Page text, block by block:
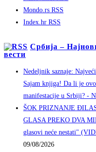
Mondo.rs RSS
Index.hr RSS
Србија –
вести
Nedeljnik saznaje:
Sajam knjiga! Da li je
manifestacije u Srbiji? -
ŠOK PRIZNANJE
GLASA PREKO DVA
glasovi neće nestati"
09/08/2026